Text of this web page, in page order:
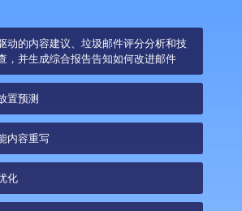
动的内容建议、垃圾邮件评分分析和技
，并生成综合报告告知如何改进邮件
置预测
内容重写
化